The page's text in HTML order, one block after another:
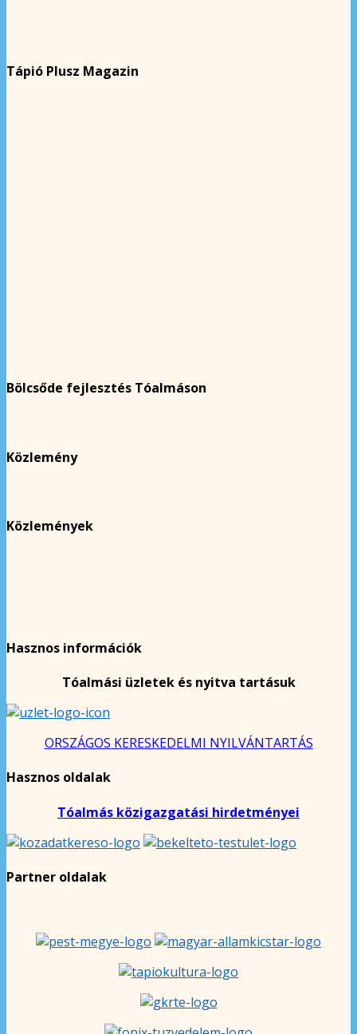
Tápió Plusz Magazin
Bölcsőde fejlesztés Tóalmáson
Közlemény
Közlemények
Hasznos információk
Tóalmási üzletek és nyitva tartásuk
ORSZÁGOS KERESKEDELMI NYILVÁNTARTÁS
Hasznos oldalak
Tóalmás közigazgatási hirdetményei
Partner oldalak